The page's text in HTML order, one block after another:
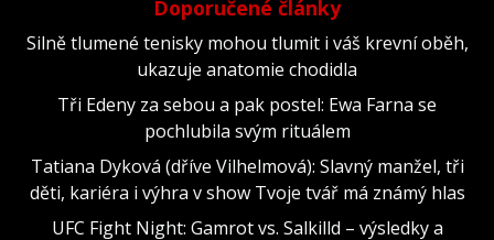
Doporučené články
Silně tlumené tenisky mohou tlumit i váš krevní oběh,
ukazuje anatomie chodidla
Tři Edeny za sebou a pak postel: Ewa Farna se
pochlubila svým rituálem
Tatiana Dyková (dříve Vilhelmová): Slavný manžel, tři
děti, kariéra i výhra v show Tvoje tvář má známý hlas
UFC Fight Night: Gamrot vs. Salkilld – výsledky a